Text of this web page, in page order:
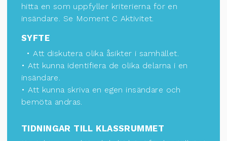
hitta en som uppfyller kriterierna för en
insändare. Se Moment C Aktivitet.
SYFTE
• Att diskutera olika åsikter i samhället.
• Att kunna identifiera de olika delarna i en
insändare.
• Att kunna skriva en egen insändare och
bemöta andras.
TIDNINGAR TILL KLASSRUMMET